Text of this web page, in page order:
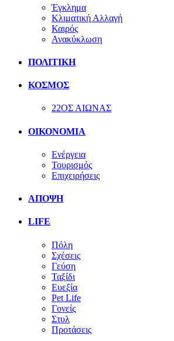
Έγκλημα
Κλιματική Αλλαγή
Καιρός
Ανακύκλωση
ΠΟΛΙΤΙΚΗ
ΚΟΣΜΟΣ
22ΟΣ ΑΙΩΝΑΣ
ΟΙΚΟΝΟΜΙΑ
Ενέργεια
Τουρισμός
Επιχειρήσεις
ΑΠΟΨΗ
LIFE
Πόλη
Σχέσεις
Γεύση
Ταξίδι
Ευεξία
Pet Life
Γονείς
Στυλ
Προτάσεις